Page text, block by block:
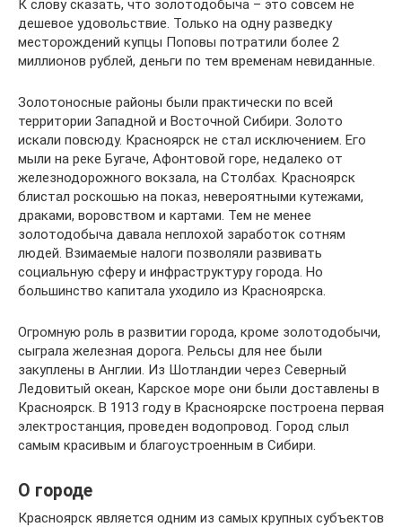
К слову сказать, что золотодобыча – это совсем не
дешевое удовольствие. Только на одну разведку
месторождений купцы Поповы потратили более 2
миллионов рублей, деньги по тем временам невиданные.
Золотоносные районы были практически по всей
территории Западной и Восточной Сибири. Золото
искали повсюду. Красноярск не стал исключением. Его
мыли на реке Бугаче, Афонтовой горе, недалеко от
железнодорожного вокзала, на Столбах. Красноярск
блистал роскошью на показ, невероятными кутежами,
драками, воровством и картами. Тем не менее
золотодобыча давала неплохой заработок сотням
людей. Взимаемые налоги позволяли развивать
социальную сферу и инфраструктуру города. Но
большинство капитала уходило из Красноярска.
Огромную роль в развитии города, кроме золотодобычи,
сыграла железная дорога. Рельсы для нее были
закуплены в Англии. Из Шотландии через Северный
Ледовитый океан, Карское море они были доставлены в
Красноярск. В 1913 году в Красноярске построена первая
электростанция, проведен водопровод. Город слыл
самым красивым и благоустроенным в Сибири.
О городе
Красноярск является одним из самых крупных субъектов